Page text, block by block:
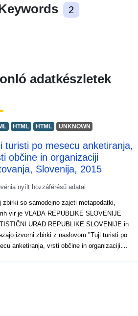
2
adatkészletek
HTML HTML UNKNOWN
turisti po mesecu anketiranja,
občine in organizaciji
Slovenija, 2015
nyílt hozzáférésű adatai
zbirki so samodejno zajeti metapodatki,
vir je VLADA REPUBLIKE SLOVENIJE
URAD REPUBLIKE SLOVENIJE in
izvorni zbirki z naslovom "Tuji turisti po
anketiranja, vrsti občine in organizaciji